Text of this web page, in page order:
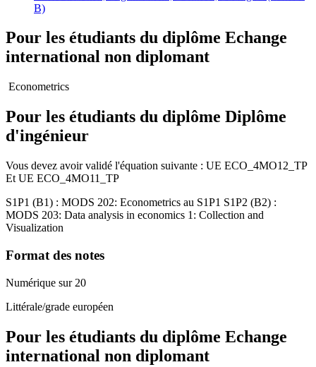
B)
Pour les étudiants du diplôme Echange
international non diplomant
Econometrics
Pour les étudiants du diplôme Diplôme
d'ingénieur
Vous devez avoir validé l'équation suivante : UE ECO_4MO12_TP
Et UE ECO_4MO11_TP
S1P1 (B1) : MODS 202: Econometrics au S1P1 S1P2 (B2) :
MODS 203: Data analysis in economics 1: Collection and
Visualization
Format des notes
Numérique sur 20
Littérale/grade européen
Pour les étudiants du diplôme Echange
international non diplomant